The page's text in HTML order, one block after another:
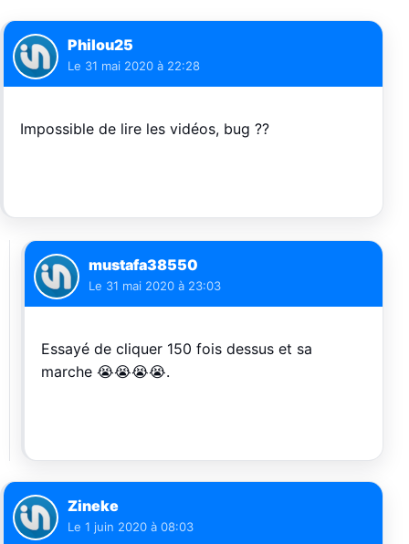
Philou25
Le 31 mai 2020 à 22:28
Impossible de lire les vidéos, bug ??
mustafa38550
Le 31 mai 2020 à 23:03
Essayé de cliquer 150 fois dessus et sa
marche 😭😭😭😭.
Zineke
Le 1 juin 2020 à 08:03